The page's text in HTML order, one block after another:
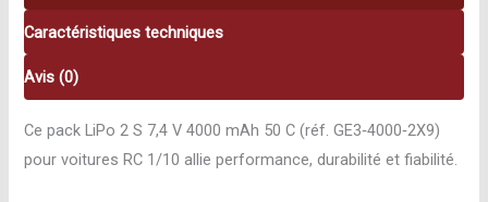
50
C
Gens
Ace
GE3‑4000‑2X9
GE3-
Caractéristiques techniques
Avis (0)
Ce pack LiPo 2 S 7,4 V 4000 mAh 50 C (réf. GE3‑4000‑2X9)
pour voitures RC 1/10 allie performance, durabilité et fiabilité.